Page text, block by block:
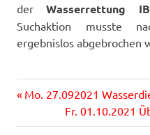
derWasserrettung
Suchaktion musste
ergebnislos abgebrochen
Vorheriger
Mo. 27.092021
Nächster
Beitrag:
Fr. 01.10.2021